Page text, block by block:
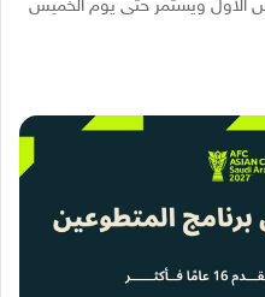
الأول ويستمر حتى يوم الخميس